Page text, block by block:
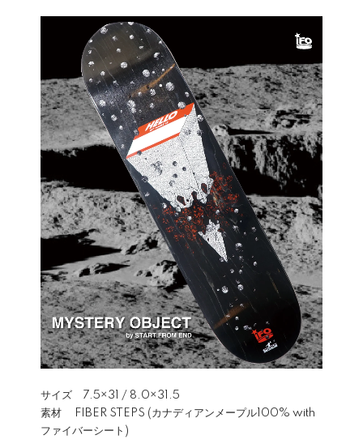
サイズ 7.5×31 / 8.0×31.5
素材 FIBER STEPS (カナディアンメープル100% with
ファイバーシート)